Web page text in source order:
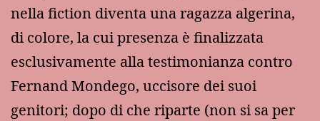
nella fiction diventa una ragazza algerina,
di colore, la cui presenza è finalizzata
esclusivamente alla testimonianza contro
Fernand Mondego, uccisore dei suoi
genitori; dopo di che riparte (non si sa per